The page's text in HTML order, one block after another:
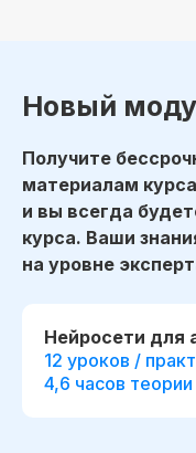
Новый
Получите
материалам
и вы всегда
курса. Ваши
на уровне
Нейросети для
12 уроков /
4,6 часов теории
Доступ к курсу,
и чату курса
Сделаем скидку!
похожий курс
До 50% экономии
по нашей
До окончания
00 00
дней
00
часов